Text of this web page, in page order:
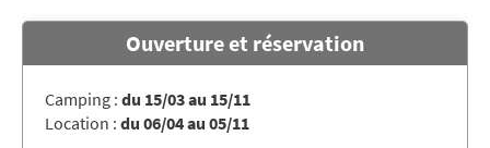
Le camping LES MIELLES, Côtes-d'Armor
Ouverture et réservation
Camping : du 15/03 au 15/11
Location : du 06/04 au 05/11